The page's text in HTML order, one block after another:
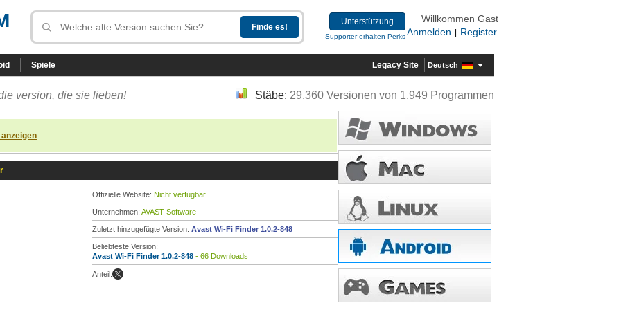
Unterstützung
Supporter erhalten Perks
Willkommen Gast
Anmelden
Register
Spiele Legacy Site Deutsch
version, die sie lieben! Stäbe: 29.360 Versionen von 1.949 Programmen
Offizielle Website: Nicht verfügbar
Unternehmen: AVAST Software
Zuletzt hinzugefügte Version: Avast Wi-Fi Finder 1.0.2-848
Beliebteste Version:
Avast Wi-Fi Finder 1.0.2-848 - 66 Downloads
Anteil: